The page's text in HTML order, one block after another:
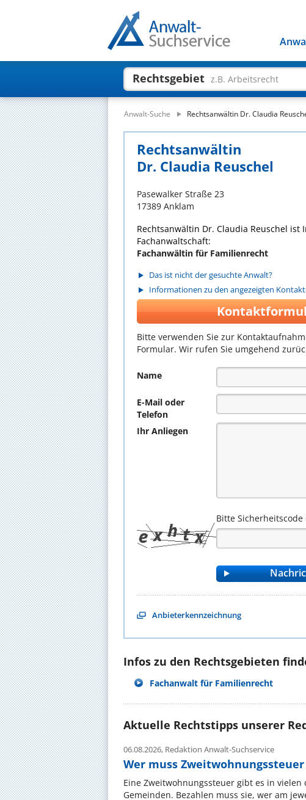
Rechtsgebiet z.B. Arbeitsrecht
Anwalt-Suche Rechtsanwältin Dr. Claudia
Rechtsanwältin
Dr. Claudia Reuschel
Pasewalker Straße 23
17389 Anklam
Rechtsanwältin Dr. Claudia Reuschel ist
Fachanwaltschaft:
Fachanwältin für Familienrecht
Das ist nicht der gesuchte Anwalt?
Informationen zu den angezeigten
Bitte verwenden Sie zur
Formular. Wir rufen Sie umgehend
Name
E-Mail oder
Telefon
Ihr Anliegen
Bitte Sicherheitscode
Anbieterkennzeichnung
Infos zu den Rechtsgebieten
Fachanwalt für Familienrecht
Aktuelle Rechtstipps unserer
06.08.2026, Redaktion Anwalt-Suchservice
Wer muss
Eine Zweitwohnungssteuer gibt es in
Gemeinden. Bezahlen muss sie, wer am